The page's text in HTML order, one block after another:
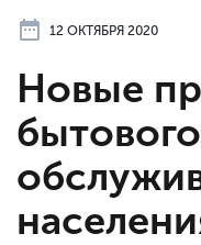
12 ОКТЯБРЯ 2020
Новые
бытового